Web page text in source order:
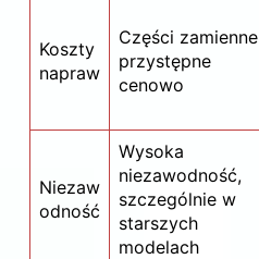
Koszty
napraw
Części zamienne
przystępne
cenowo
Niezaw
odność
Wysoka
niezawodność,
szczególnie w
starszych
modelach